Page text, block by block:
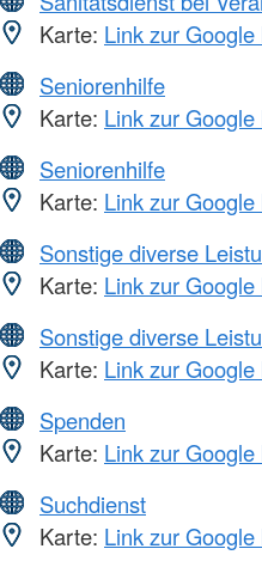
Karte: Link zur
Seniorenhilfe
Karte: Link zur
Seniorenhilfe
Karte: Link zur
Sonstige diverse
Karte: Link zur
Sonstige diverse
Karte: Link zur
Spenden
Karte: Link zur
Suchdienst
Karte: Link zur